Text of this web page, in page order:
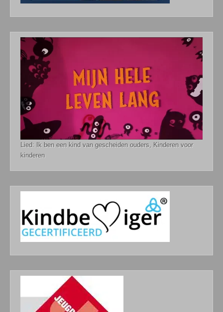
Lied: Ik ben een kind van gescheiden ouders, Kinderen voor
kinderen